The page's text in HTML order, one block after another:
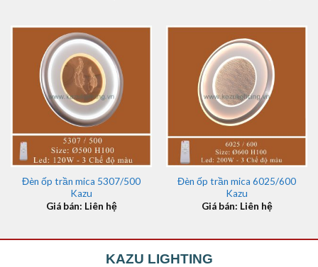
Đèn ốp trần mica 5307/500
Kazu
Giá bán: Liên hệ
Đèn ốp trần mica 6025/600
Kazu
Giá bán: Liên hệ
KAZU LIGHTING